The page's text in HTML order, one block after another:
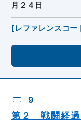
月２４日
[レファレンスコー
9
第２ 戦闘経過